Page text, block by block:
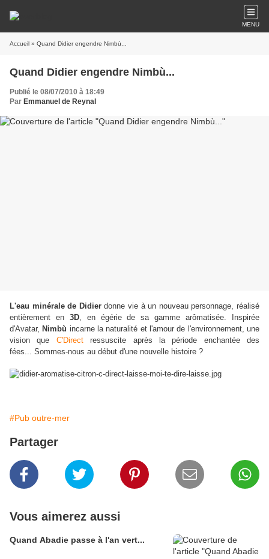
MENU
Accueil » Quand Didier engendre Nimbù...
Quand Didier engendre Nimbù...
Publié le 08/07/2010 à 18:49
Par Emmanuel de Reynal
L'eau minérale de Didierdonne vie à un nouveau personnage, réalisé
entièrement en 3D, en égérie de sa gamme arômatisée. Inspirée
d'Avatar, Nimbù incarne la naturalité et l'amour de l'environnement, une
vision que C'Directressuscite après la période enchantée des
fées... Sommes-nous au début d'une nouvelle histoire ?
#Pub outre-mer
Partager
Vous aimerez aussi
Quand Abadie passe à l'an vert...